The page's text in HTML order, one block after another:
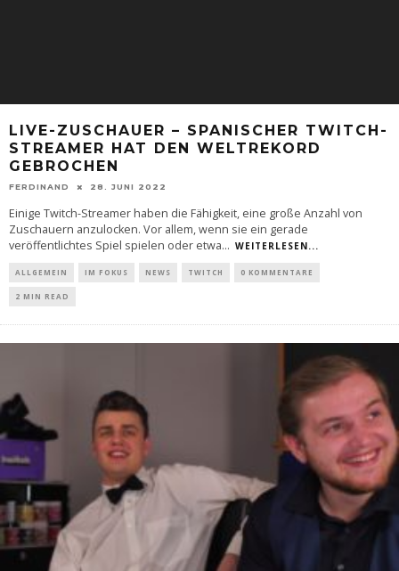
LIVE-ZUSCHAUER – SPANISCHER TWITCH-
STREAMER HAT DEN WELTREKORD
GEBROCHEN
FERDINAND 28. JUNI 2022
Einige Twitch-Streamer haben die Fähigkeit, eine große Anzahl von
Zuschauern anzulocken. Vor allem, wenn sie ein gerade
veröffentlichtes Spiel spielen oder etwa... WEITERLESEN...
ALLGEMEIN IM FOKUS NEWS TWITCH 0 KOMMENTARE
2 MIN READ